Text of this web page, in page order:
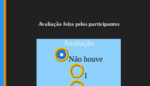
Avaliação feita pelos participantes
Avaliação
Não houve
1